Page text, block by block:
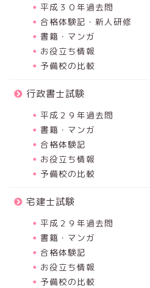
平成３０年過去問
合格体験記・新人研修
書籍・マンガ
お役立ち情報
予備校の比較
行政書士試験
平成２９年過去問
書籍・マンガ
合格体験記
お役立ち情報
予備校の比較
宅建士試験
平成２９年過去問
書籍・マンガ
合格体験記
お役立ち情報
予備校の比較